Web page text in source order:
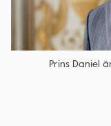
Prins Daniel